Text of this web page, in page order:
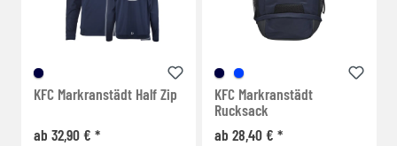
KFC Markranstädt Half Zip
ab 32,90 € *
KFC Markranstädt
Rucksack
ab 28,40 € *